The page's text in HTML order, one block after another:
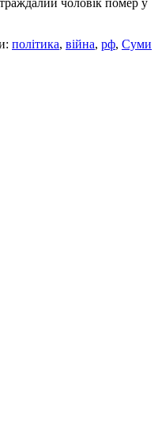
чоловік помер у
політика, війна, рф, Суми